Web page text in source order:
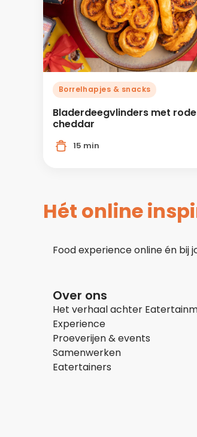
Borrelhapjes & snacks
Bladerdeegvlinders met
cheddar
15 min
Hét online
Food experience online én bij
Over ons
Het verhaal achter
Experience
Proeverijen & events
Samenwerken
Eatertainers